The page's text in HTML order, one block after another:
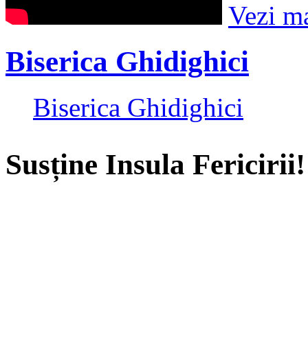
Vezi
Biserica Ghidighici
Biserica Ghidighici
Susține Insula Fericirii!